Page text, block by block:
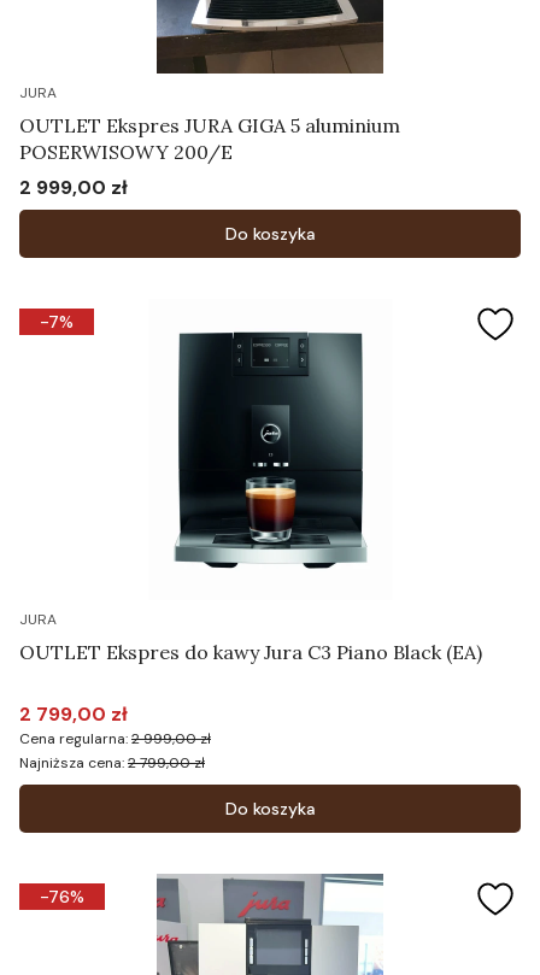
JURA
OUTLET Ekspres JURA GIGA 5 aluminium
POSERWISOWY 200/E
Cena
2 999,00 zł
Do koszyka
-7%
JURA
OUTLET Ekspres do kawy Jura C3 Piano Black (EA)
Cena promocyjna
2 799,00 zł
Cena regularna:2 999,00 zł
Najniższa cena:2 799,00 zł
Do koszyka
-76%